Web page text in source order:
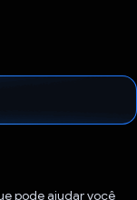
pode ajudar você